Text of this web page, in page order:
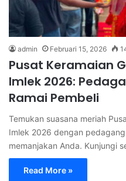
admin Februari 15, 2026
Pusat Keramaian
Imlek 2026:
Ramai Pembeli
Temukan suasana meriah
Imlek 2026 dengan
memanjakan Anda. Kunjungi
Read More »